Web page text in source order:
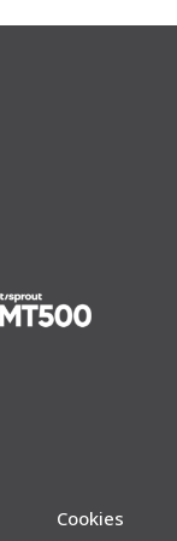
Cookies